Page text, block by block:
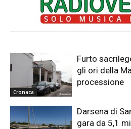
Cronaca
Furto
gli ori della
processione
Darsena di
gara da 5,1